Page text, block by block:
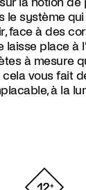
le système
face à des
place à
à mesure
vous fait
à la